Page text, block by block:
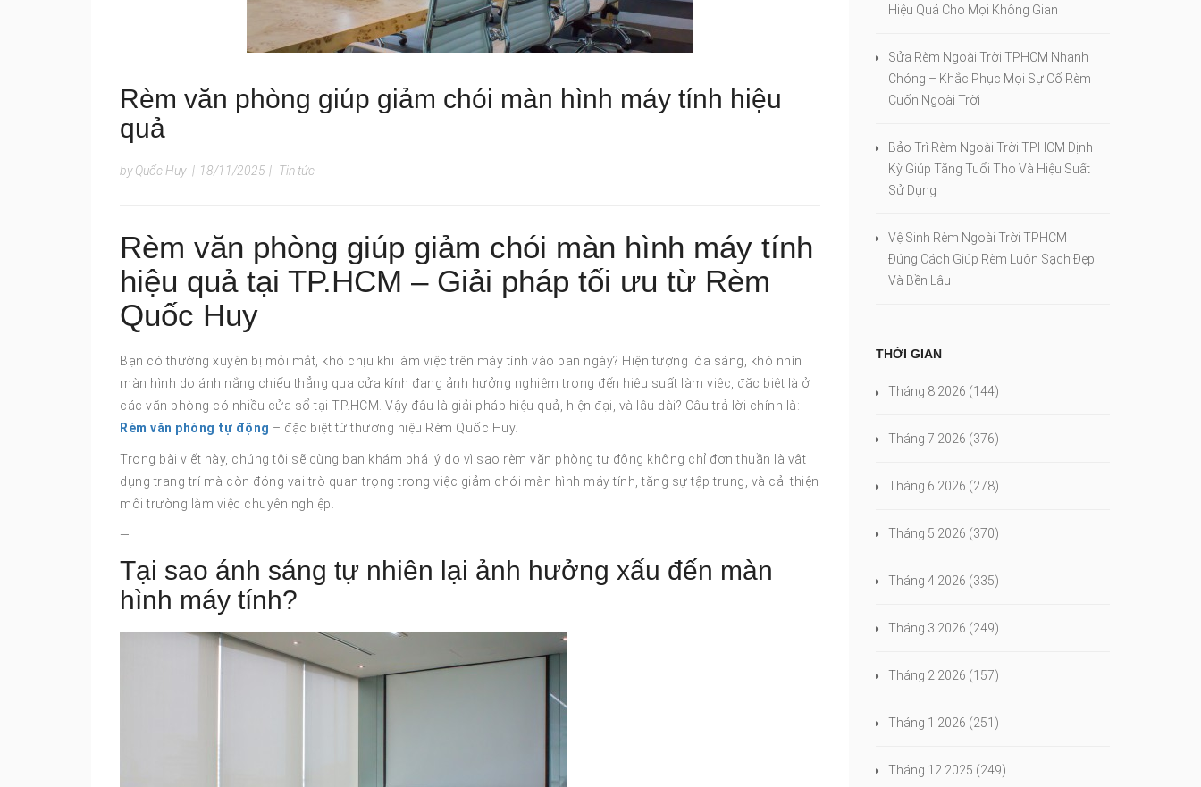
Rèm văn phòng giúp giảm chói màn hình máy tính hiệu
quả
by Quốc Huy | 18/11/2025 | Tin tức
Rèm văn phòng giúp giảm chói màn hình máy tính
hiệu quả tại TP.HCM – Giải pháp tối ưu từ Rèm
Quốc Huy
Bạn có thường xuyên bị mỏi mắt, khó chịu khi làm việc trên máy tính vào ban ngày? Hiện tượng lóa sáng, khó nhìn
màn hình do ánh nắng chiếu thẳng qua cửa kính đang ảnh hưởng nghiêm trọng đến hiệu suất làm việc, đặc biệt là ở
các văn phòng có nhiều cửa sổ tại TP.HCM. Vậy đâu là giải pháp hiệu quả, hiện đại, và lâu dài? Câu trả lời chính là:
Rèm văn phòng tự động – đặc biệt từ thương hiệu Rèm Quốc Huy.
Trong bài viết này, chúng tôi sẽ cùng bạn khám phá lý do vì sao rèm văn phòng tự động không chỉ đơn thuần là vật
dụng trang trí mà còn đóng vai trò quan trọng trong việc giảm chói màn hình máy tính, tăng sự tập trung, và cải thiện
môi trường làm việc chuyên nghiệp.
—
Tại sao ánh sáng tự nhiên lại ảnh hưởng xấu đến màn
hình máy tính?
Hiệu Quả Cho Mọi Không Gian
Sửa Rèm Ngoài Trời TPHCM Nhanh
Chóng – Khắc Phục Mọi Sự Cố Rèm
Cuốn Ngoài Trời
Bảo Trì Rèm Ngoài Trời TPHCM Định
Kỳ Giúp Tăng Tuổi Thọ Và Hiệu Suất
Sử Dụng
Vệ Sinh Rèm Ngoài Trời TPHCM
Đúng Cách Giúp Rèm Luôn Sạch Đẹp
Và Bền Lâu
THỜI GIAN
Tháng 8 2026 (144)
Tháng 7 2026 (376)
Tháng 6 2026 (278)
Tháng 5 2026 (370)
Tháng 4 2026 (335)
Tháng 3 2026 (249)
Tháng 2 2026 (157)
Tháng 1 2026 (251)
Tháng 12 2025 (249)